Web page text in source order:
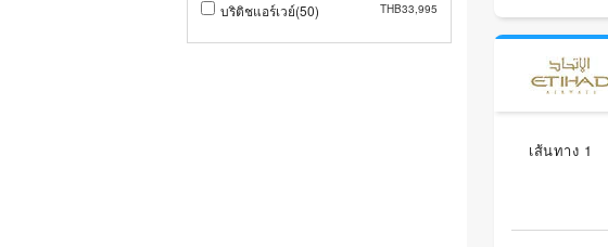
บริติชแอร์เวย์(50) THB33,995
เส้นทาง 1